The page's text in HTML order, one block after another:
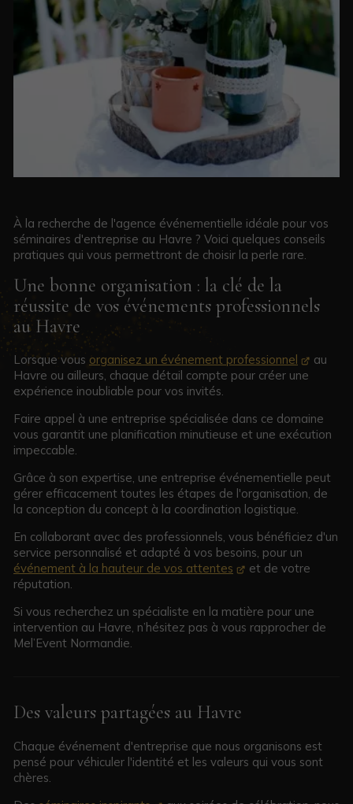
À la recherche de l'agence événementielle idéale pour vos
séminaires d'entreprise au Havre ? Voici quelques conseils
pratiques qui vous permettront de choisir la perle rare.
Une bonne organisation : la clé de la
réussite de vos événements professionnels
au Havre
Lorsque vous organisez un événement professionnel
au
Havre ou ailleurs, chaque détail compte pour créer une
expérience inoubliable pour vos invités.
Faire appel à une entreprise spécialisée dans ce domaine
vous garantit une planification minutieuse et une exécution
impeccable.
Grâce à son expertise, une entreprise événementielle peut
gérer efficacement toutes les étapes de l'organisation, de
la conception du concept à la coordination logistique.
En collaborant avec des professionnels, vous bénéficiez d'un
service personnalisé et adapté à vos besoins, pour un
événement à la hauteur de vos attentes
et de votre
réputation.
Si vous recherchez un spécialiste en la matière pour une
intervention au Havre, n’hésitez pas à vous rapprocher de
Mel’Event Normandie.
Des valeurs partagées au Havre
Chaque événement d'entreprise que nous organisons est
pensé pour véhiculer l'identité et les valeurs qui vous sont
chères.